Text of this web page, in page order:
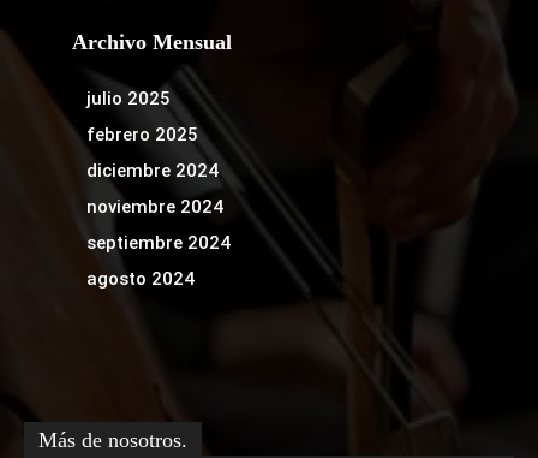
Archivo Mensual
julio 2025
febrero 2025
diciembre 2024
noviembre 2024
septiembre 2024
agosto 2024
Más de nosotros.